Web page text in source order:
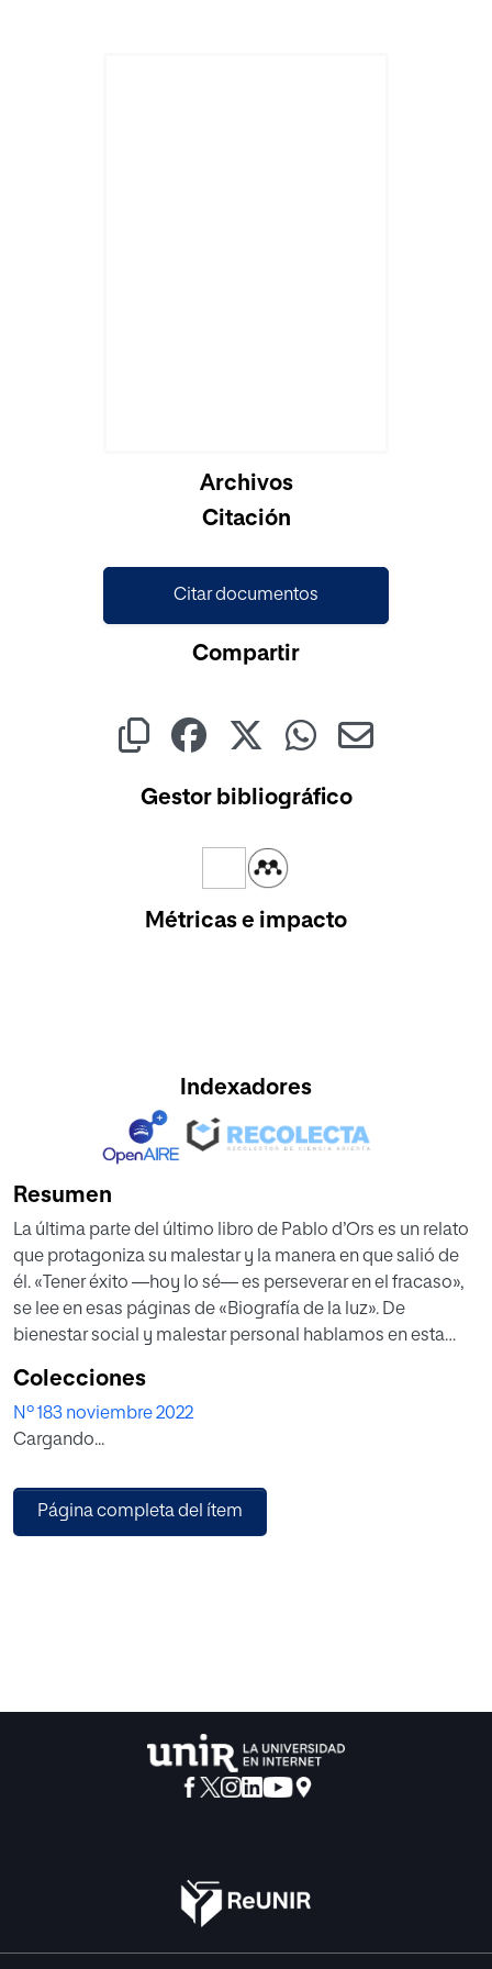
Archivos
Citación
Citar documentos
Compartir
Gestor bibliográfico
Métricas e impacto
Indexadores
Resumen
La última parte del último libro de Pablo d’Ors es un relato
que protagoniza su malestar y la manera en que salió de
él. «Tener éxito —hoy lo sé— es perseverar en el fracaso»,
se lee en esas páginas de «Biografía de la luz». De
bienestar social y malestar personal hablamos en esta
Colecciones
Nº 183 noviembre 2022
Cargando...
Página completa del ítem